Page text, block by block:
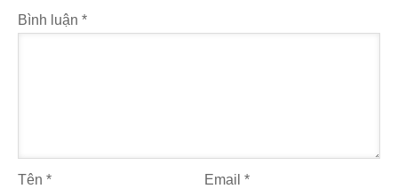
Bình luận *
Tên * Email*